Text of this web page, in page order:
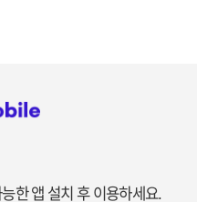
능한앱 설치 후 이용하세요.